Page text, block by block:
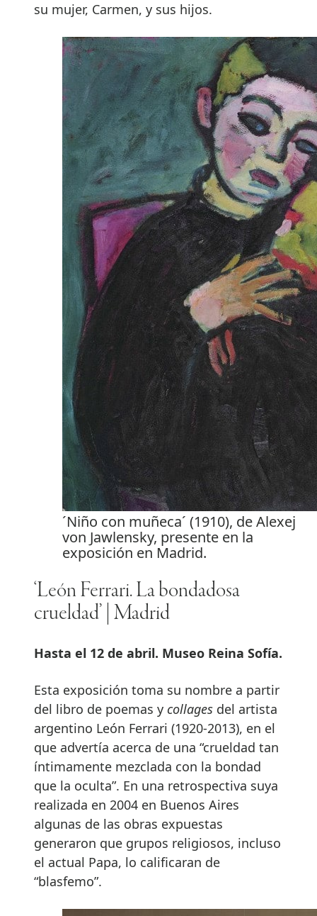
su mujer, Carmen, y sus hijos.
´Niño con muñeca´ (1910), de Alexej
von Jawlensky, presente en la
exposición en Madrid.
‘León Ferrari. La bondadosa
crueldad’ | Madrid
Hasta el 12 de abril. Museo Reina Sofía.
Esta exposición toma su nombre a partir
del libro de poemas y collages del artista
argentino León Ferrari (1920-2013), en el
que advertía acerca de una “crueldad tan
íntimamente mezclada con la bondad
que la oculta”. En una retrospectiva suya
realizada en 2004 en Buenos Aires
algunas de las obras expuestas
generaron que grupos religiosos, incluso
el actual Papa, lo calificaran de
“blasfemo”.